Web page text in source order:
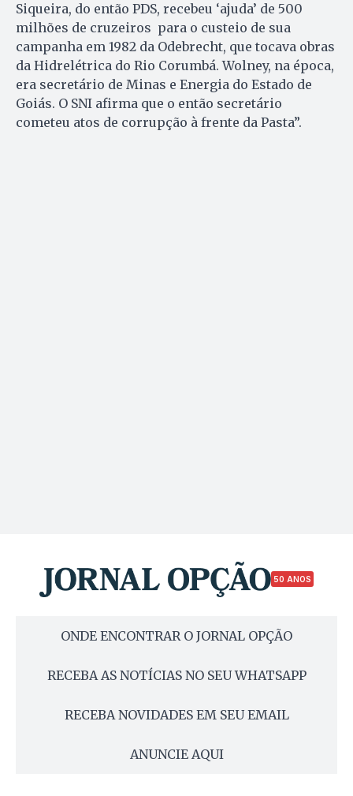
Siqueira, do então PDS, recebeu ‘ajuda’ de 500
milhões de cruzeiros para o custeio de sua
campanha em 1982 da Odebrecht, que tocava obras
da Hidrelétrica do Rio Corumbá. Wolney, na época,
era secretário de Minas e Energia do Estado de
Goiás. O SNI afirma que o então secretário
cometeu atos de corrupção à frente da Pasta”.
50 ANOS
ONDE ENCONTRAR O JORNAL OPÇÃO
RECEBA AS NOTÍCIAS NO SEU WHATSAPP
RECEBA NOVIDADES EM SEU EMAIL
ANUNCIE AQUI